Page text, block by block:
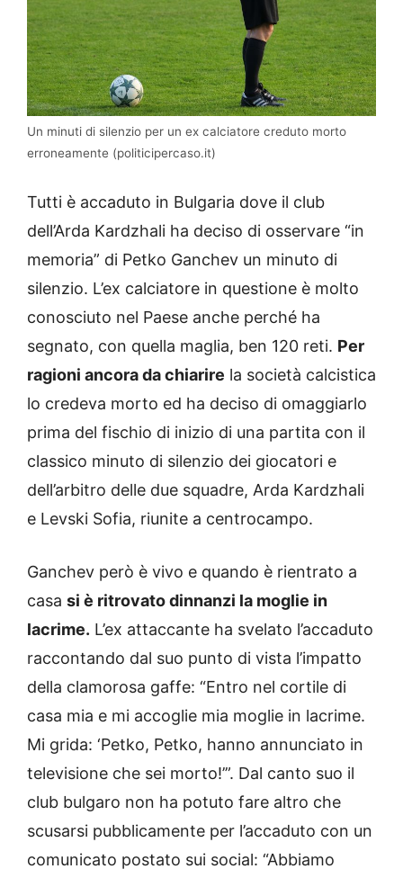
Un minuti di silenzio per un ex calciatore creduto morto
erroneamente (politicipercaso.it)
Tutti è accaduto in Bulgaria dove il club
dell’Arda Kardzhali ha deciso di osservare “in
memoria” di Petko Ganchev un minuto di
silenzio. L’ex calciatore in questione è molto
conosciuto nel Paese anche perché ha
segnato, con quella maglia, ben 120 reti. Per
ragioni ancora da chiarire la società calcistica
lo credeva morto ed ha deciso di omaggiarlo
prima del fischio di inizio di una partita con il
classico minuto di silenzio dei giocatori e
dell’arbitro delle due squadre, Arda Kardzhali
e Levski Sofia, riunite a centrocampo.
Ganchev però è vivo e quando è rientrato a
casa si è ritrovato dinnanzi la moglie in
lacrime. L’ex attaccante ha svelato l’accaduto
raccontando dal suo punto di vista l’impatto
della clamorosa gaffe: “Entro nel cortile di
casa mia e mi accoglie mia moglie in lacrime.
Mi grida: ‘Petko, Petko, hanno annunciato in
televisione che sei morto!’”. Dal canto suo il
club bulgaro non ha potuto fare altro che
scusarsi pubblicamente per l’accaduto con un
comunicato postato sui social: “Abbiamo